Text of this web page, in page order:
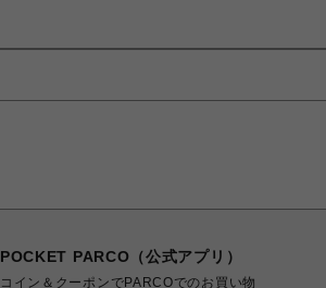
POCKET PARCO（公式アプリ）
コイン＆クーポンでPARCOでのお買い物